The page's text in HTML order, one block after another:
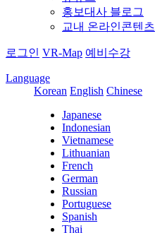
홍보대사 블로그
교내 온라인콘텐츠
로그인 VR-Map 예비수강
Language
Korean English Chinese
Japanese
Indonesian
Vietnamese
Lithuanian
French
German
Russian
Portuguese
Spanish
Thai